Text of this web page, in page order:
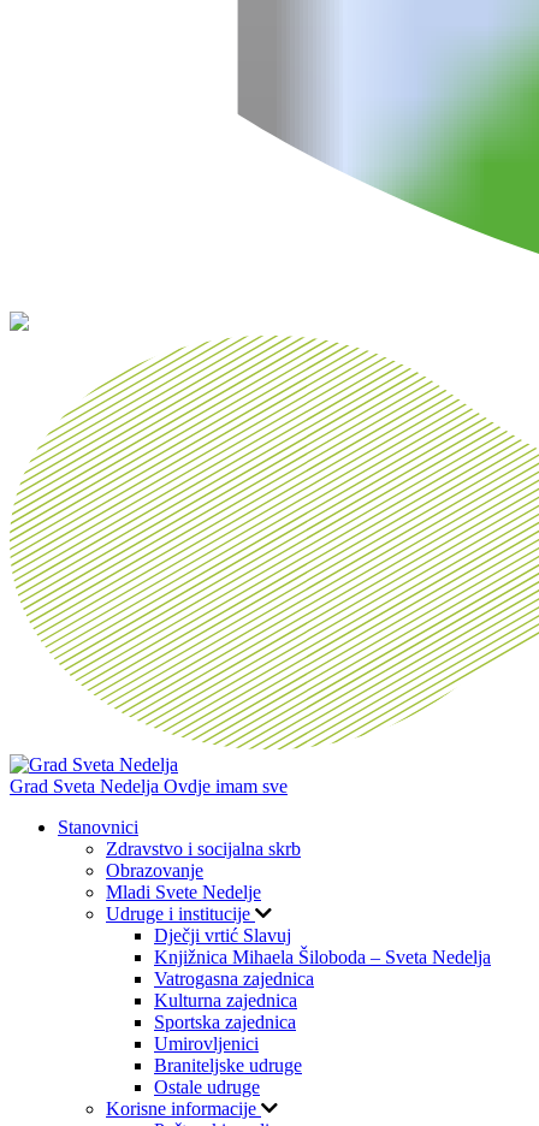
Grad Sveta Nedelja Ovdje imam sve
Stanovnici
Zdravstvo i socijalna skrb
Obrazovanje
Mladi Svete Nedelje
Udruge i institucije
Dječji vrtić Slavuj
Knjižnica Mihaela Šiloboda – Sveta Nedelja
Vatrogasna zajednica
Kulturna zajednica
Sportska zajednica
Umirovljenici
Braniteljske udruge
Ostale udruge
Korisne informacije